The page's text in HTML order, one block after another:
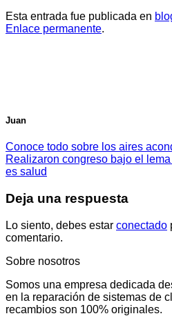
Esta entrada fue publicada en
Enlace permanente.
Juan
Conoce todo sobre los aires
Realizaron congreso bajo el
es salud
Deja una respuesta
Lo siento, debes estar conectado
comentario.
Sobre nosotros
Somos una empresa dedicada
en la reparación de sistemas de
recambios son 100% originales.